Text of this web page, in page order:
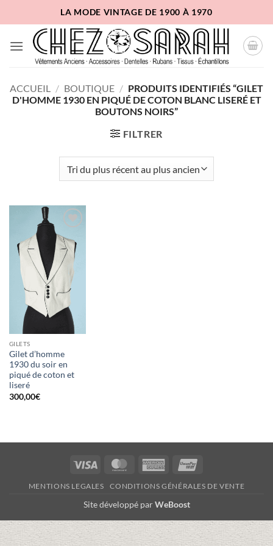
au
contenu
LA MODE VINTAGE DE 1900 À 1970
ACCUEIL / BOUTIQUE / PRODUITS IDENTIFIÉS “GILET
D'HOMME 1930 EN PIQUÉ DE COTON BLANC LISERÉ ET
BOUTONS NOIRS”
FILTRER
Ajouter
à la liste
d'envies
GILETS
Gilet d’homme
1930 du soir en
piqué de coton et
liseré
300,00€
Visa MasterCardAmerican
MENTIONS LEGALES CONDITIONS GÉNÉRALES DE VENTE
Site développé parWeBoost